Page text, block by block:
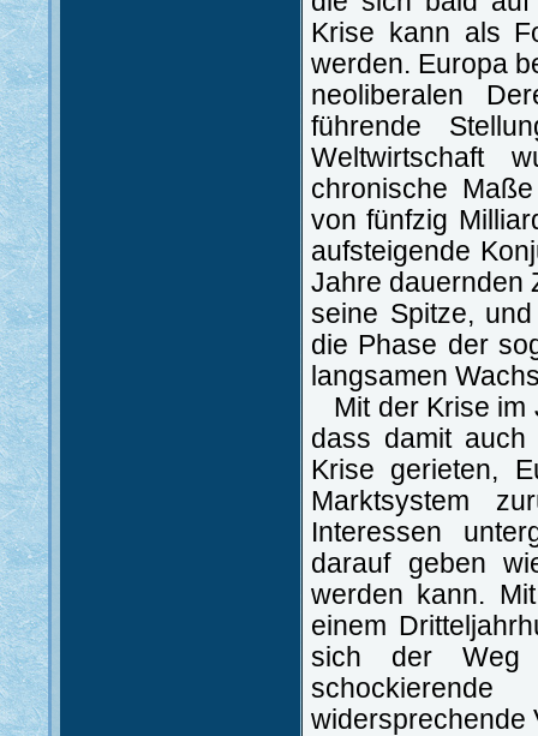
Krise kann als
werden. Europa
neoliberalen
führende
Weltwirtschaft
chronische
von fünfzig
aufsteigende
Jahre dauernden
seine Spitze,
die Phase der
langsamen
Mit der Krise
dass damit
Krise gerieten,
Marktsystem
Interessen
darauf geben
werden kann.
einem
sich der Weg
widersprechende